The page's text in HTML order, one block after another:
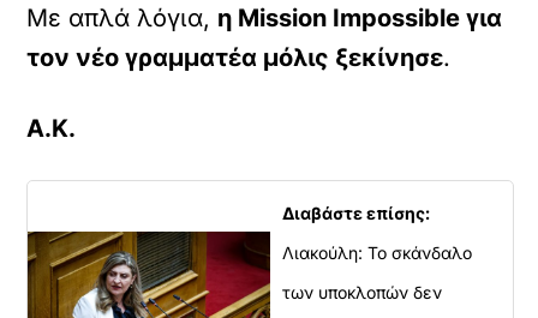
Με απλά λόγια, η Mission Impossible για
τον νέο γραμματέα μόλις ξεκίνησε.
Α.Κ.
Διαβάστε επίσης:
Λιακούλη: Το σκάνδαλο
των υποκλοπών δεν